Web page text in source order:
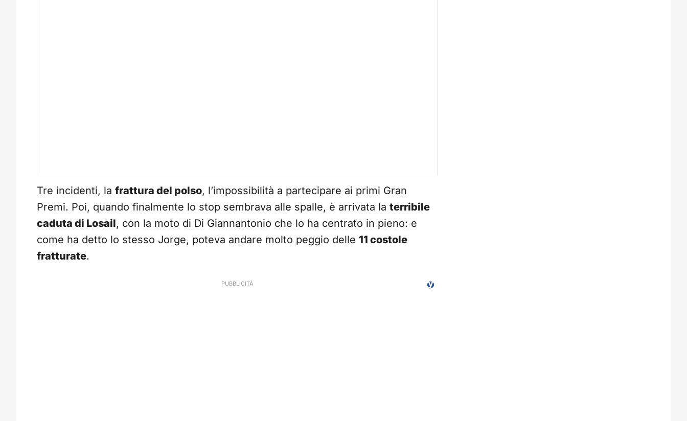
Tre incidenti, la frattura del polso, l’impossibilità a partecipare ai primi Gran
Premi. Poi, quando finalmente lo stop sembrava alle spalle, è arrivata la terribile
caduta di Losail, con la moto di Di Giannantonio che lo ha centrato in pieno: e
come ha detto lo stesso Jorge, poteva andare molto peggio delle 11 costole
fratturate.